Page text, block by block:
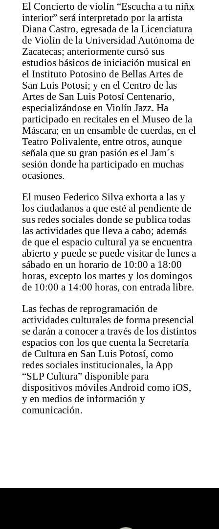
El Concierto de violín “Escucha a tu niñx
interior” será interpretado por la artista
Diana Castro, egresada de la Licenciatura
de Violín de la Universidad Autónoma de
Zacatecas; anteriormente cursó sus
estudios básicos de iniciación musical en
el Instituto Potosino de Bellas Artes de
San Luis Potosí; y en el Centro de las
Artes de San Luis Potosí Centenario,
especializándose en Violín Jazz. Ha
participado en recitales en el Museo de la
Máscara; en un ensamble de cuerdas, en el
Teatro Polivalente, entre otros, aunque
señala que su gran pasión es el Jam´s
sesión donde ha participado en muchas
ocasiones.
El museo Federico Silva exhorta a las y
los ciudadanos a que esté al pendiente de
sus redes sociales donde se publica todas
las actividades que lleva a cabo; además
de que el espacio cultural ya se encuentra
abierto y puede se puede visitar de lunes a
sábado en un horario de 10:00 a 18:00
horas, excepto los martes y los domingos
de 10:00 a 14:00 horas, con entrada libre.
Las fechas de reprogramación de
actividades culturales de forma presencial
se darán a conocer a través de los distintos
espacios con los que cuenta la Secretaría
de Cultura en San Luis Potosí, como
redes sociales institucionales, la App
“SLP Cultura” disponible para
dispositivos móviles Android como iOS,
y en medios de información y
comunicación.